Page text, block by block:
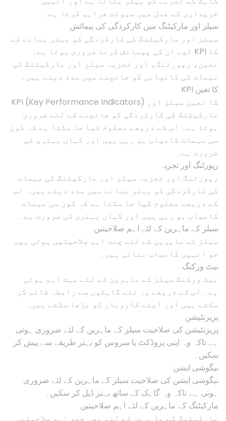
خریداری کے عمل میں سہولت فراہم کرتا ہے۔
سیلز اور مارکیٹنگ میں کارکردگی کی پیمائش
سیلز اور مارکیٹنگ کی کارکردگی کو بہتر بنانے کے
لیے ان کی پیمائش کرنا ضروری ہوتا ہے۔ KPI کا
تعین، رپورٹنگ، اور تجزیہ سیلز اور مارکیٹنگ کی
مہمات کی کامیابی کو جانچنے میں مدد دیتے ہیں۔
KPI کا تعین
KPI (Key Performance Indicators) کا تعین سیلز اور
مارکیٹنگ کی کارکردگی کو جانچنے کے لئے ضروری
ہوتا ہے۔ اس کے ذریعے معلوم کیا جا سکتا ہے کہ کون
سی مہمات کامیاب ہو رہی ہیں اور کہاں بہتری کی
ضرورت ہے۔
رپورٹنگ اور تجزیہ
رپورٹنگ اور تجزیہ سیلز اور مارکیٹنگ کی مہمات
کی کارکردگی کو بہتر بنانے میں مدد دیتے ہیں۔ اس
کے ذریعے معلوم کیا جا سکتا ہے کہ کون سی مہمات
کامیاب ہو رہی ہیں اور کہاں بہتری کی ضرورت ہے۔
سیلز کے ماہرین کے لئے اہم صلاحیتیں
سیلز کے ماہرین کے لئے چند اہم صلاحیتیں ہوتی ہیں
جو انہیں کامیاب بناتی ہیں۔
نیٹ ورکنگ
نیٹ ورکنگ سیلز کے ماہرین کے لئے بہت اہم ہوتی
ہے۔ اس کے ذریعے وہ نئے گاہکوں سے رابطہ قائم کر
سکتے ہیں اور اپنے کاروبار کو بڑھا سکتے ہیں۔
پریزنٹیشن
پریزنٹیشن کی صلاحیت سیلز کے ماہرین کے لئے ضروری ہوتی
ہے تاکہ وہ اپنی پروڈکٹ یا سروس کو بہتر طریقے سے پیش کر
سکیں۔
نیگوشی ایشن
نیگوشی ایشن کی صلاحیت سیلز کے ماہرین کے لئے ضروری
ہوتی ہے تاکہ وہ گاہک کے ساتھ بہتر ڈیل کر سکیں۔
مارکیٹنگ کے ماہرین کے لئے اہم صلاحیتیں
مارکیٹنگ کے ماہرین کے لئے بھی چند اہم صلاحیتیں